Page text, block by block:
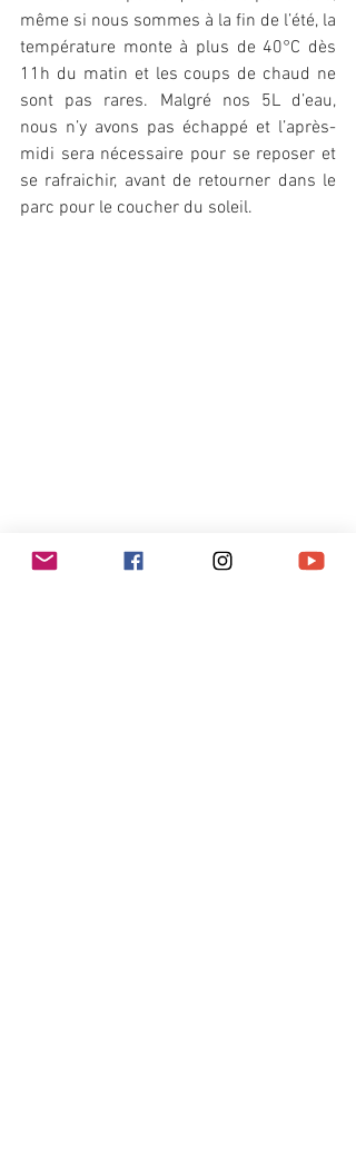
même si nous sommes à la fin de l’été, la
température monte à plus de 40°C dès
11h du matin et les coups de chaud ne
sont pas rares. Malgré nos 5L d’eau,
nous n’y avons pas échappé et l’après-
midi sera nécessaire pour se reposer et
se rafraichir, avant de retourner dans le
parc pour le coucher du soleil.